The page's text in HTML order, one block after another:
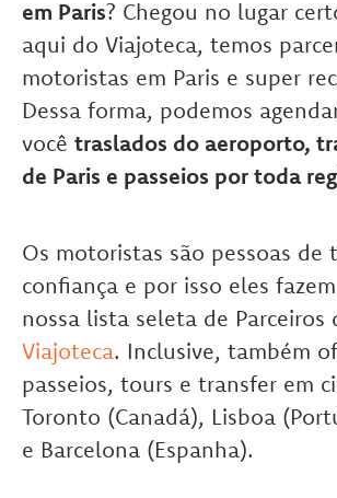
em Paris? Chegou no lugar
aqui do Viajoteca, temos
motoristas em Paris e super
Dessa forma, podemos
você traslados do aeroporto,
de Paris e passeios por toda
Os motoristas são pessoas de
confiança e por isso eles
nossa lista seleta de Parceiros
Viajoteca. Inclusive, também
passeios, tours e transfer em
Toronto (Canadá), Lisboa
e Barcelona (Espanha).